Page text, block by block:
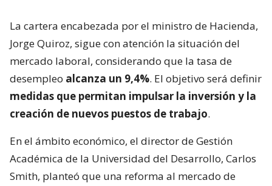
La cartera encabezada por el ministro de Hacienda,
Jorge Quiroz, sigue con atención la situación del
mercado laboral, considerando que la tasa de
desempleo alcanza un 9,4%. El objetivo será definir
medidas que permitan impulsar la inversión y la
creación de nuevos puestos de trabajo.
En el ámbito económico, el director de Gestión
Académica de la Universidad del Desarrollo, Carlos
Smith, planteó que una reforma al mercado de